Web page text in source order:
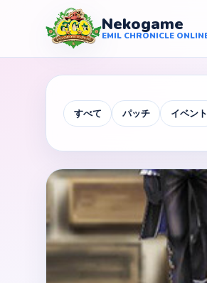
Nekogame
EMIL CHRONICLE
Nekogame Emil Chronicle
すべて パッチ イベント